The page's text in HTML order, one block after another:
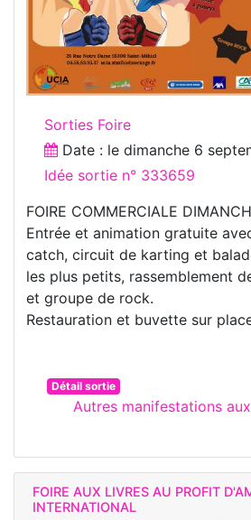
Sorties Foire
Date : le dimanche 6
Idée sortie n° 333659
FOIRE COMMERCIALE
Entrée et animation gratuite
catch, circuit de karting et
les plus petits, rassemblement
et groupe de rock.
Restauration et buvette sur
Détail sortie
Autres manifestations
FOIRE AUX LIVRES AU PROFIT
INTERNATIONAL